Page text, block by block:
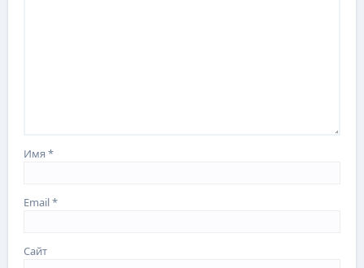
Имя*
Email*
Сайт